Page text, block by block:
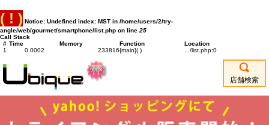
( ! ) Notice: Undefined index: MST in /home/users/2/try-
angle/web/gourmet/smartphone/list.php on line 25
Call Stack
# Time Memory Function
Location
1
0.0002 233816{main}( ) .../list.php:0
店舗検索